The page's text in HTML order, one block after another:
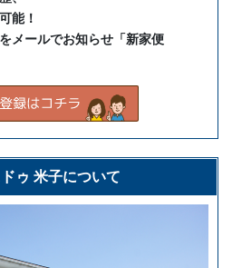
能！
メールでお知らせ「新家便
ゥ 米子について